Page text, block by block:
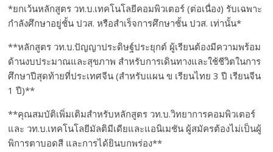
*ยกเว้นหลักสูตร วท.บ.เทคโนโลยีคอมพิวเตอร์ (ต่อเนื่อง) รับเฉพาะ
กำลังศึกษาอยู่ชั้น ปวส. หรือสำเร็จการศึกษาชั้น ปวส. เท่านั้น*
**หลักสูตร วท.บ.ปัญญาประดิษฐ์ประยุกต์ ผู้เรียนต้องมีความพร้อม
ด้านงบประมาณและสุขภาพ สำหรับการเดินทางและใช้ชีวิตในการ
ศึกษาปีสุดท้ายที่ประเทศจีน (สำหรับแผน ข เรียนไทย 3 ปี เรียนจีน
1 ปี)**
**คุณสมบัติเพิ่มเติมสำหรับหลักสูตร วท.บ.วิทยาการคอมพิวเตอร์
และ วท.บ.เทคโนโลยีมัลติมีเดียและแอนิเมชัน ผู้สมัครต้องไม่เป็นผู้
พิการตาบอดสี และการได้ยินบกพร่อง**